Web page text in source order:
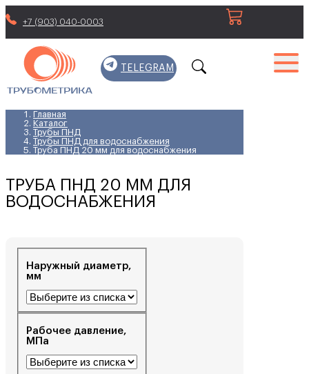
+7 (903) 040-0003
TELEGRAM
Главная
Каталог
Трубы ПНД
Трубы ПНД для водоснабжения
Труба ПНД 20 мм для водоснабжения
ТРУБА ПНД 20 ММ ДЛЯ
ВОДОСНАБЖЕНИЯ
Наружный диаметр,
мм
Рабочее давление,
МПа